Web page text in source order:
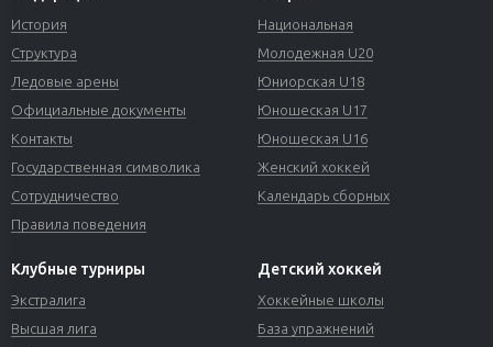
История
Структура
Ледовые арены
Официальные документы
Контакты
Государственная символика
Сотрудничество
Правила поведения
Национальная
Молодежная U20
Юниорская U18
Юношеская U17
Юношеская U16
Женский хоккей
Календарь сборных
Клубные турниры
Экстралига
Высшая лига
Детский хоккей
Хоккейные школы
База упражнений